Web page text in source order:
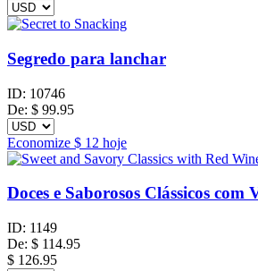
Segredo para lanchar
ID: 10746
De: $ 99.95
Economize $ 12 hoje
Doces e Saborosos Clássicos com
ID: 1149
De: $ 114.95
$ 126.95